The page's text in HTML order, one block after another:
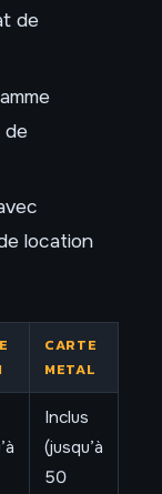
de
de
location
CARTE
METAL
Inclus
(jusqu’à
50